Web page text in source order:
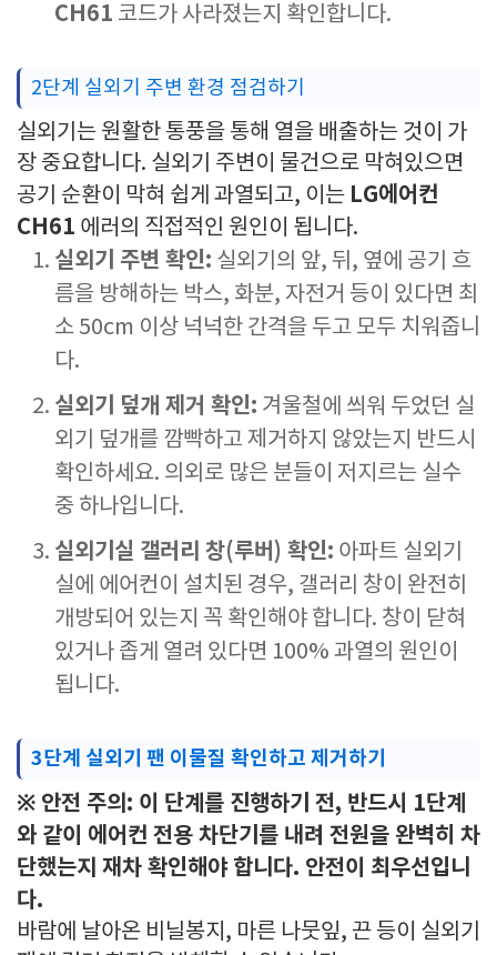
CH61 코드가 사라졌는지 확인합니다.
2단계 실외기 주변 환경 점검하기
실외기는 원활한 통풍을 통해 열을 배출하는 것이 가
장 중요합니다. 실외기 주변이 물건으로 막혀있으면
공기 순환이 막혀 쉽게 과열되고, 이는 LG에어컨
CH61 에러의 직접적인 원인이 됩니다.
실외기 주변 확인: 실외기의 앞, 뒤, 옆에 공기 흐
름을 방해하는 박스, 화분, 자전거 등이 있다면 최
소 50cm 이상 넉넉한 간격을 두고 모두 치워줍니
다.
실외기 덮개 제거 확인: 겨울철에 씌워 두었던 실
외기 덮개를 깜빡하고 제거하지 않았는지 반드시
확인하세요. 의외로 많은 분들이 저지르는 실수
중 하나입니다.
실외기실 갤러리 창(루버) 확인: 아파트 실외기
실에 에어컨이 설치된 경우, 갤러리 창이 완전히
개방되어 있는지 꼭 확인해야 합니다. 창이 닫혀
있거나 좁게 열려 있다면 100% 과열의 원인이
됩니다.
3단계 실외기 팬 이물질 확인하고 제거하기
※ 안전 주의: 이 단계를 진행하기 전, 반드시 1단계
와 같이 에어컨 전용 차단기를 내려 전원을 완벽히 차
단했는지 재차 확인해야 합니다. 안전이 최우선입니
다.
바람에 날아온 비닐봉지, 마른 나뭇잎, 끈 등이 실외기